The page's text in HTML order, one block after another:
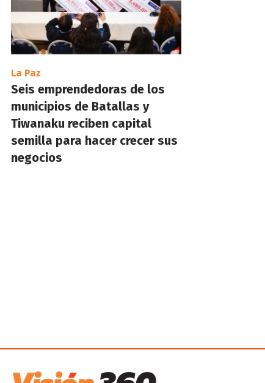
La Paz
Seis emprendedoras de los
municipios de Batallas y
Tiwanaku reciben capital
semilla para hacer crecer sus
negocios